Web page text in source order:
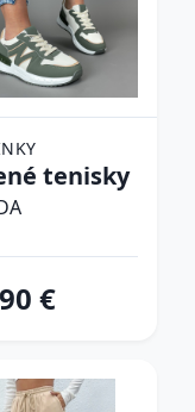
Zelené tenisky
€